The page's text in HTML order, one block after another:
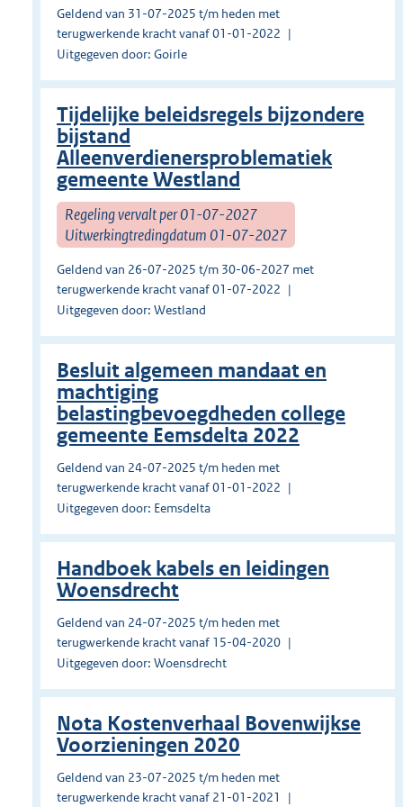
Geldend van 31-07-2025 t/m heden met
terugwerkende kracht vanaf 01-01-2022
Uitgegeven door: Goirle
Tijdelijke beleidsregels bijzondere
bijstand
Alleenverdienersproblematiek
gemeente Westland
Regeling vervalt per 01-07-2027
Uitwerkingtredingdatum 01-07-2027
Geldend van 26-07-2025 t/m 30-06-2027 met
terugwerkende kracht vanaf 01-07-2022
Uitgegeven door: Westland
Besluit algemeen mandaat en
machtiging
belastingbevoegdheden college
gemeente Eemsdelta 2022
Geldend van 24-07-2025 t/m heden met
terugwerkende kracht vanaf 01-01-2022
Uitgegeven door: Eemsdelta
Handboek kabels en leidingen
Woensdrecht
Geldend van 24-07-2025 t/m heden met
terugwerkende kracht vanaf 15-04-2020
Uitgegeven door: Woensdrecht
Nota Kostenverhaal Bovenwijkse
Voorzieningen 2020
Geldend van 23-07-2025 t/m heden met
terugwerkende kracht vanaf 21-01-2021